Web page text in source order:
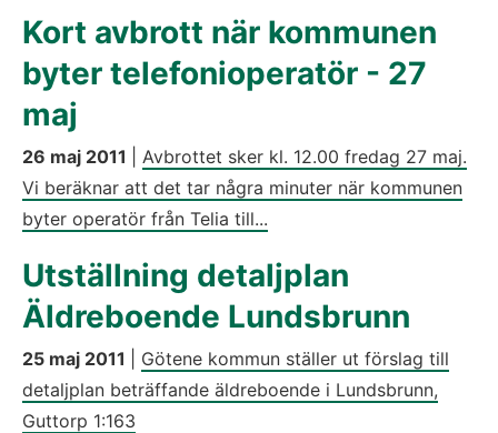
Kort avbrott när kommunen
byter telefonioperatör - 27
maj
26 maj 2011
Avbrottet sker kl. 12.00 fredag 27 maj.
Vi beräknar att det tar några minuter när kommunen
byter operatör från Telia till...
Utställning detaljplan
Äldreboende Lundsbrunn
25 maj 2011
Götene kommun ställer ut förslag till
detaljplan beträffande äldreboende i Lundsbrunn,
Guttorp 1:163